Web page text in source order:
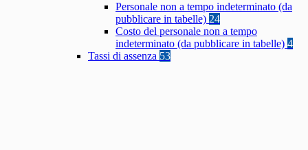
Personale non a tempo indeterminato (da
pubblicare in tabelle) 24
Costo del personale non a tempo
indeterminato (da pubblicare in tabelle) 4
Tassi di assenza 53